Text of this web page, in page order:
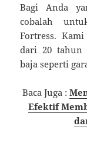
Bagi Anda
cobalah
Fortress.
dari 20 tahun
baja seperti
Baca Juga :
Efektif